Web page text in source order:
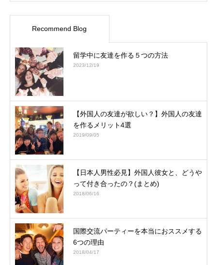
Recommend Blog
留学中に友達を作る５つの方法
2023/12/19
【外国人の友達が欲しい？】外国人の友達
を作るメリット4選
2019/09/05
【日本人男性必見】外国人彼女と、どうや
って付き合ったの？(まとめ)
2018/06/16
国際交流パーティーを本当におススメする
6つの理由
2018/04/17